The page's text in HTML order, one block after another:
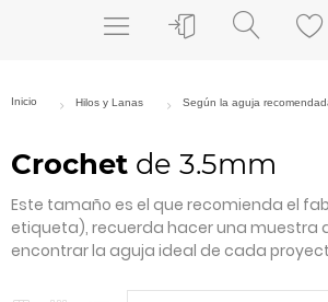
Crochet de 3.5mm
Este tamaño es el que recomienda el
etiqueta), recuerda hacer una muestra
encontrar la aguja ideal de cada